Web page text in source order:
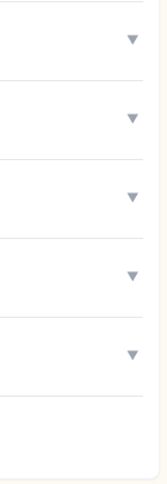
▼
▼
▼
▼
▼